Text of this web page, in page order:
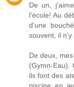
De un,
l'école! Au
d'une
souvent, il n'y
De deux,
(Gymn-Eau).
ils font des